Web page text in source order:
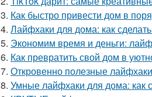
3. Как быстро привести дом в
4. Лайфхаки для дома: как
5. Экономим время и деньги:
6. Как превратить свой дом в
7. Откровенно полезные
8. Умные лайфхаки для дома: как